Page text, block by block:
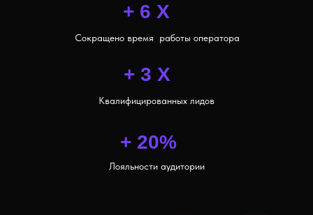
Сокращено время работы оператора
+ 6 X
Квалифицированных лидов
+ 3 X
+ 20%
Лояльности аудитории